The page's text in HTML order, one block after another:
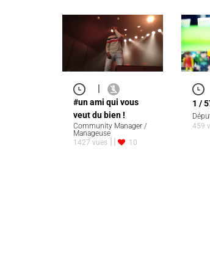
#un ami qui vous
veut du bien !
Community Manager /
Manageuse
1427 vues
10
1 /
459